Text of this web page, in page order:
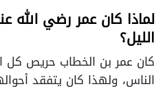
لماذا كان عمر رضي الله
الليل؟
كان عمر بن الخطاب حريص كل
الناس، ولهذا كان يتفقد